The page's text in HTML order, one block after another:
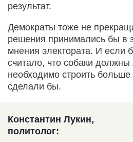
результат.
Демократы тоже не
решения принимались бы в
мнения электората. И если
считало, что собаки
необходимо строить
сделали бы.
Константин Лукин,
политолог: